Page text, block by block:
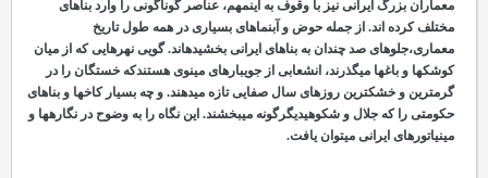
معماران بزرگ ایرانی نیز با وقوف به اینمهم، عناصر گوناگونی را وارد بناهای
مختلف کرده اند. از جمله حوض و آب نماهای بسیاری در همه طول تاریخ
معماری،جلوهای صد چندان به بناهای ایرانی بخشیدهاند. گویی نهرهایی که از میان
کوشکها و باغ ها میگذرند، انشعابی از جویبارهای مینوی هستندکه خستگان را در
گرمترین و خشکترین روزهای سال صفایی تازه میدهند. و چه بسیار کاخها و بناهای
حکومتی را که جلال و شکوهیدیگرگونه میبخشند. این نگاه را به وضوح در نگارهها و
مینیاتورهای ایرانی میتوان یافت.